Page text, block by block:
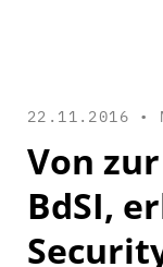
22.11.2016 •
Von
BdSI,